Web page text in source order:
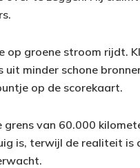
op groene stroom rijdt.
minder schone
op de scorekaart.
van 60.000
is, terwijl de realiteit is